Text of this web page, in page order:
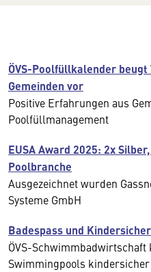
ÖVS-Poolfüllkalender
Gemeinden vor
Positive Erfahrungen aus
Poolfüllmanagement
EUSA Award 2025: 2x
Poolbranche
Ausgezeichnet wurden
Systeme GmbH
Badespass und
ÖVS-Schwimmbadwirtschaft
Swimmingpools